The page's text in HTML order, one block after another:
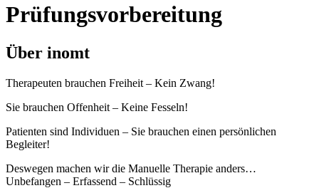
Prüfungsvorbereitung
Über inomt
Therapeuten brauchen Freiheit – Kein Zwang!
Sie brauchen Offenheit – Keine Fesseln!
Patienten sind Individuen – Sie brauchen einen persönlichen
Begleiter!
Deswegen machen wir die Manuelle Therapie anders…
Unbefangen – Erfassend – Schlüssig